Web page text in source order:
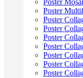
Poster
Poster
Poster
Poster
Poster
Poster
Poster
Poster
Poster